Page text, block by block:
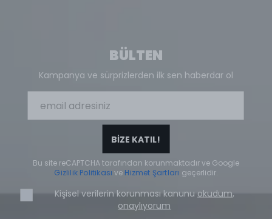
BÜLTEN
Kampanya ve sürprizlerden ilk sen haberdar ol
BİZE KATIL!
Bu site reCAPTCHA tarafından korunmaktadır ve Google
Gizlilik Politikasıve Hizmet Şartları geçerlidir.
Kişisel verilerin korunması kanunu okudum,
onaylıyorum